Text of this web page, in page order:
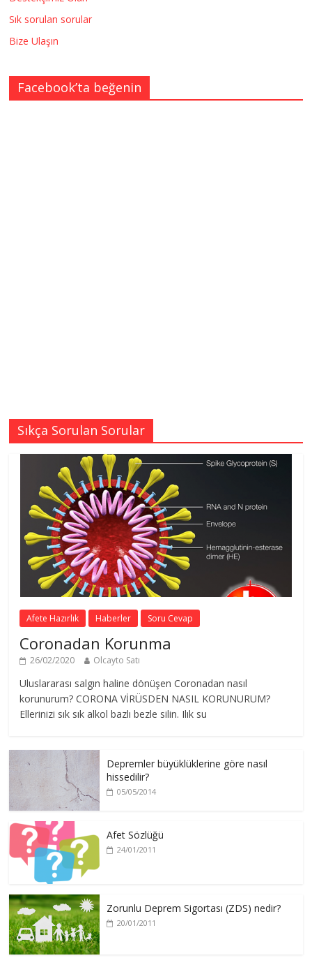
Sık sorulan sorular
Bize Ulaşın
Facebook’ta beğenin
Sıkça Sorulan Sorular
Afete Hazırlık Haberler Soru Cevap
Coronadan Korunma
26/02/2020 Olcayto Satı
Uluslararası salgın haline dönüşen Coronadan nasıl
korunurum? CORONA VİRÜSDEN NASIL KORUNURUM?
Ellerinizi sık sık alkol bazlı bezle silin. Ilık su
Depremler büyüklüklerine göre nasıl
hissedilir?
05/05/2014
Afet Sözlüğü
24/01/2011
Zorunlu Deprem Sigortası (ZDS) nedir?
20/01/2011